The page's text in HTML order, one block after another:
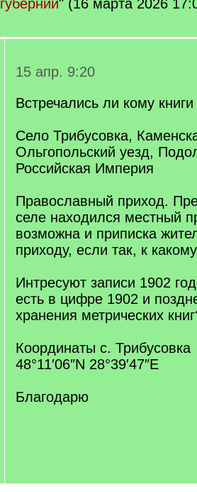
губернии" (16 марта 2026
15 апр. 9:20
Встречались ли кому книги
Село Трибусовка,
Ольгопольский уезд,
Российская Империя
Православный приход.
селе находился местный
возможна и приписка
приходу, если так, к
Интресуют записи 1902
есть в цифре 1902 и
хранения метрических
Координаты с. Трибусовка
48°11′06″N 28°39′47″E
Благодарю